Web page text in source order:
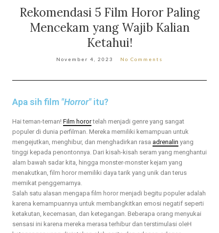
Rekomendasi 5 Film Horor Paling
Mencekam yang Wajib Kalian
Ketahui!
November 4, 2023 No Comments
Apa sih film "Horror" itu?
Hai teman-teman! Film horortelah menjadi genre yang sangat
populer di dunia perfilman. Mereka memiliki kemampuan untuk
mengejutkan, menghibur, dan menghadirkan rasa adrenalin yang
tinggi kepada penontonnya. Dari kisah-kisah seram yang menghantui
alam bawah sadar kita, hingga monster-monster kejam yang
menakutkan, film horor memiliki daya tarik yang unik dan terus
memikat penggemarnya.
Salah satu alasan mengapa film horor menjadi begitu populer adalah
karena kemampuannya untuk membangkitkan emosi negatif seperti
ketakutan, kecemasan, dan ketegangan. Beberapa orang menyukai
sensasi ini karena mereka merasa terhibur dan terstimulasi oleH